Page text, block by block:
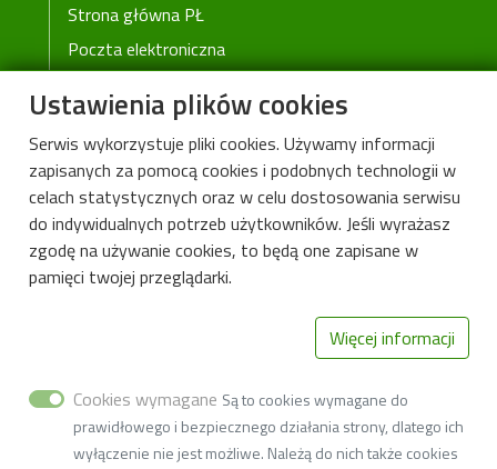
Instytut Surowców Naturalnych i
Strona główna PŁ
Poczta elektroniczna
Web Dziekanat
Biblioteka PŁ
Rekrutacja PŁ
Deklaracja dostępności cyfrowej
Ustawienia plików cookies
Serwis wykorzystuje pliki cookies. Używamy informacji
zapisanych za pomocą cookies i podobnych technologii w
celach statystycznych oraz w celu dostosowania serwisu
do indywidualnych potrzeb użytkowników. Jeśli wyrażasz
zgodę na używanie cookies, to będą one zapisane w
pamięci twojej przeglądarki.
Więcej informacji
Cookies wymagane Są to cookies wymagane do
prawidłowego i bezpiecznego działania strony, dlatego ich
wyłączenie nie jest możliwe. Należą do nich także cookies